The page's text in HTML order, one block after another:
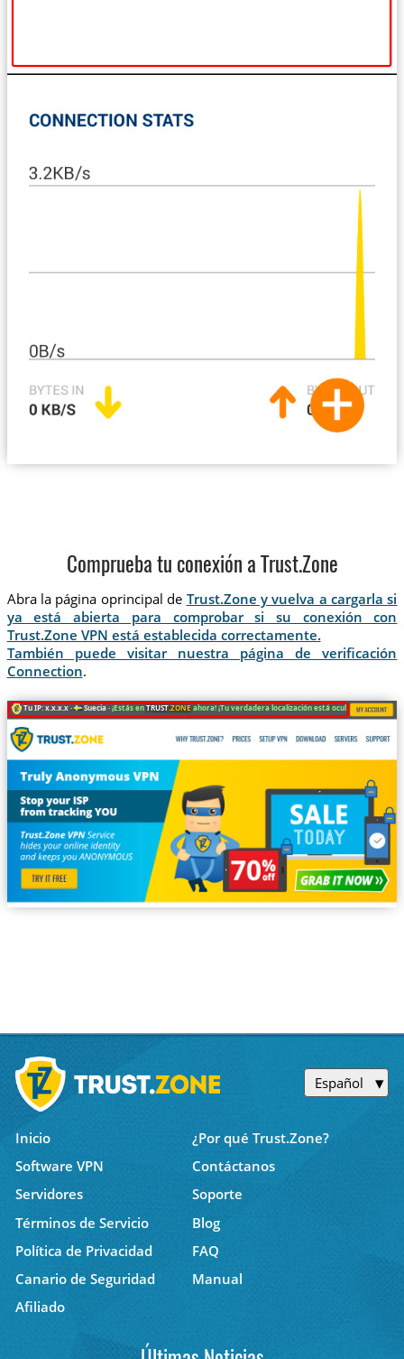
Comprueba tu conexión a Trust.Zone
Abra la página oprincipal de Trust.Zone y vuelva a cargarla si
ya está abierta para comprobar si su conexión con
Trust.Zone VPN está establecida correctamente.
También puede visitar nuestra página de verificación
Connection.
Tu IP: x.x.x.x · Suecia ·¡Estás enTRUST.ZONEahora! ¡Tu verdadera localización está oculta!
Español
Inicio
¿Por qué Trust.Zone?
Software VPN
Contáctanos
Servidores
Soporte
Términos de Servicio
Blog
Política de Privacidad
FAQ
Canario de Seguridad
Manual
Afiliado